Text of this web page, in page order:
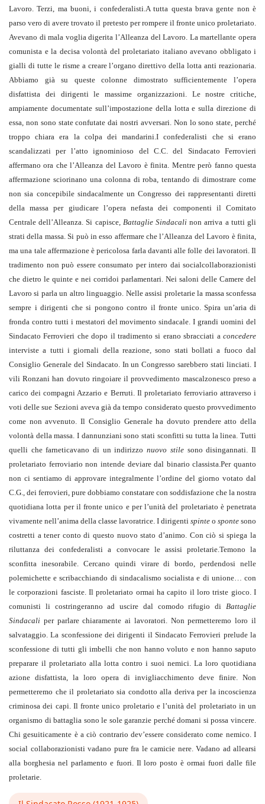
Lavoro. Terzi, ma buoni, i confederalisti.A tutta questa brava gente non è
parso vero di avere trovato il pretesto per rompere il fronte unico proletariato.
Avevano di mala voglia digerita l’Alleanza del Lavoro. La martellante opera
comunista e la decisa volontà del proletariato italiano avevano obbligato i
gialli di tutte le risme a creare l’organo direttivo della lotta anti reazionaria.
Abbiamo già su queste colonne dimostrato sufficientemente l’opera
disfattista dei dirigenti le massime organizzazioni. Le nostre critiche,
ampiamente documentate sull’impostazione della lotta e sulla direzione di
essa, non sono state confutate dai nostri avversari. Non lo sono state, perché
troppo chiara era la colpa dei mandarini.I confederalisti che si erano
scandalizzati per l’atto ignominioso del C.C. del Sindacato Ferrovieri
affermano ora che l’Alleanza del Lavoro è finita. Mentre però fanno questa
affermazione sciorinano una colonna di roba, tentando di dimostrare come
non sia concepibile sindacalmente un Congresso dei rappresentanti diretti
della massa per giudicare l’opera nefasta dei componenti il Comitato
Centrale dell’Alleanza. Si capisce, Battaglie Sindacalinon arriva a tutti gli
strati della massa. Si può in esso affermare che l’Alleanza del Lavoro è finita,
ma una tale affermazione è pericolosa farla davanti alle folle dei lavoratori. Il
tradimento non può essere consumato per intero dai socialcollaborazionisti
che dietro le quinte e nei corridoi parlamentari. Nei saloni delle Camere del
Lavoro si parla un altro linguaggio. Nelle assisi proletarie la massa sconfessa
sempre i dirigenti che si pongono contro il fronte unico. Spira un’aria di
fronda contro tutti i mestatori del movimento sindacale. I grandi uomini del
Sindacato Ferrovieri che dopo il tradimento si erano sbracciati a concedere
interviste a tutti i giornali della reazione, sono stati bollati a fuoco dal
Consiglio Generale del Sindacato. In un Congresso sarebbero stati linciati. I
vili Ronzani han dovuto ringoiare il provvedimento mascalzonesco preso a
carico dei compagni Azzario e Berruti. Il proletariato ferroviario attraverso i
voti delle sue Sezioni aveva già da tempo considerato questo provvedimento
come non avvenuto. Il Consiglio Generale ha dovuto prendere atto della
volontà della massa. I dannunziani sono stati sconfitti su tutta la linea. Tutti
quelli che farneticavano di un indirizzonuovo stilesono disingannati. Il
proletariato ferroviario non intende deviare dal binario classista.Per quanto
non ci sentiamo di approvare integralmente l’ordine del giorno votato dal
C.G., dei ferrovieri, pure dobbiamo constatare con soddisfazione che la nostra
quotidiana lotta per il fronte unico e per l’unità del proletariato è penetrata
vivamente nell’anima della classe lavoratrice. I dirigenti spinte o sponte sono
costretti a tener conto di questo nuovo stato d’animo. Con ciò si spiega la
riluttanza dei confederalisti a convocare le assisi proletarie.Temono la
sconfitta inesorabile. Cercano quindi virare di bordo, perdendosi nelle
polemichette e scribacchiando di sindacalismo socialista e di unione… con
le corporazioni fasciste. Il proletariato ormai ha capito il loro triste gioco. I
comunisti li costringeranno ad uscire dal comodo rifugio di Battaglie
Sindacali per parlare chiaramente ai lavoratori. Non permetteremo loro il
salvataggio. La sconfessione dei dirigenti il Sindacato Ferrovieri prelude la
sconfessione di tutti gli imbelli che non hanno voluto e non hanno saputo
preparare il proletariato alla lotta contro i suoi nemici. La loro quotidiana
azione disfattista, la loro opera di invigliacchimento deve finire. Non
permetteremo che il proletariato sia condotto alla deriva per la incoscienza
criminosa dei capi. Il fronte unico proletario e l’unità del proletariato in un
organismo di battaglia sono le sole garanzie perché domani si possa vincere.
Chi gesuiticamente è a ciò contrario dev’essere considerato come nemico. I
social collaborazionisti vadano pure fra le camicie nere. Vadano ad allearsi
alla borghesia nel parlamento e fuori. Il loro posto è ormai fuori dalle file
proletarie.